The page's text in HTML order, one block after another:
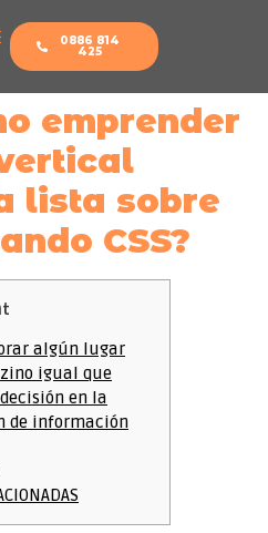
0886 814
425
emprender
lista sobre
CSS?
algún lugar
igual que
en la
de información